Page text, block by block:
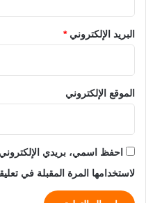
البريد الإلكتروني*
الموقع الإلكتروني
احفظ اسمي، بريدي
لاستخدامها المرة المقبلة في